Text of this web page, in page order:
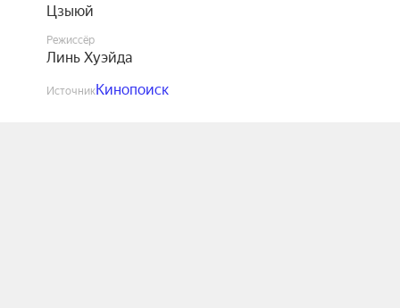
Цзыюй
Режиссёр
Линь Хуэйда
ИсточникКинопоиск